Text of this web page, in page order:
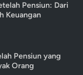
Pensiun: Dari
Keuangan
Pensiun yang
Orang